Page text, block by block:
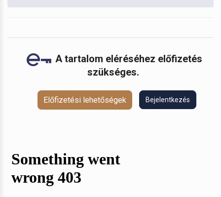
A tartalom eléréséhez előfizetés
szükséges.
Előfizetési lehetőségek Bejelentkezés